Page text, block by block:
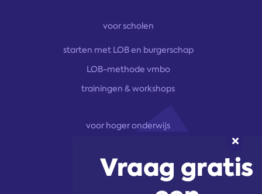
voor scholen
starten met LOB en burgerschap
LOB-methode vmbo
trainingen & workshops
voor hoger onderwijs
marketingoplossingen
trainingen & workshops